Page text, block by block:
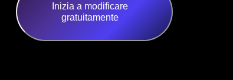
Inizia a modificare
gratuitamente